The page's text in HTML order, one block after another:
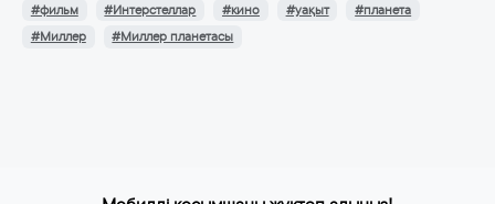
#фильм #Интерстеллар #кино #уақыт
#планета
#Миллер
#Миллер планетасы